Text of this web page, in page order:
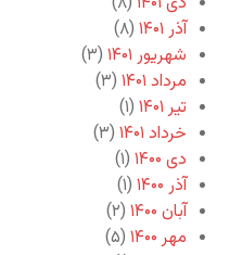
آذر ۱۴۰۱
(۸)
شهریور ۱۴۰۱
(۳)
مرداد ۱۴۰۱
(۳)
تیر ۱۴۰۱
(۱)
خرداد ۱۴۰۱
(۳)
دی ۱۴۰۰
(۱)
آذر ۱۴۰۰
(۱)
آبان ۱۴۰۰
(۲)
مهر ۱۴۰۰
(۵)